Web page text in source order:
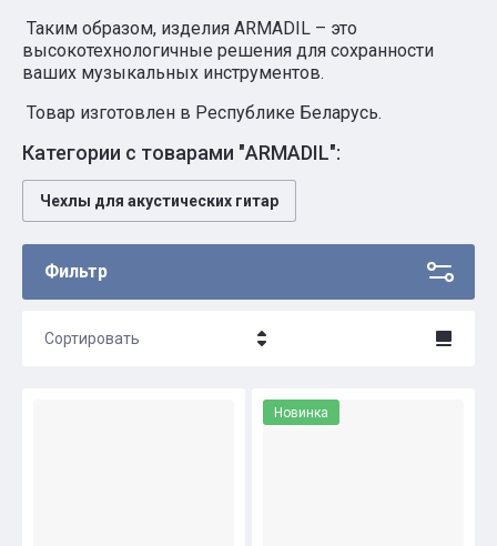
Таким образом, изделия ARMADIL – это
высокотехнологичные решения для сохранности
ваших музыкальных инструментов.
Товар изготовлен в Республике Беларусь.
Категории с товарами "ARMADIL":
Чехлы для акустических гитар
Фильтр
Сортировать
Новинка